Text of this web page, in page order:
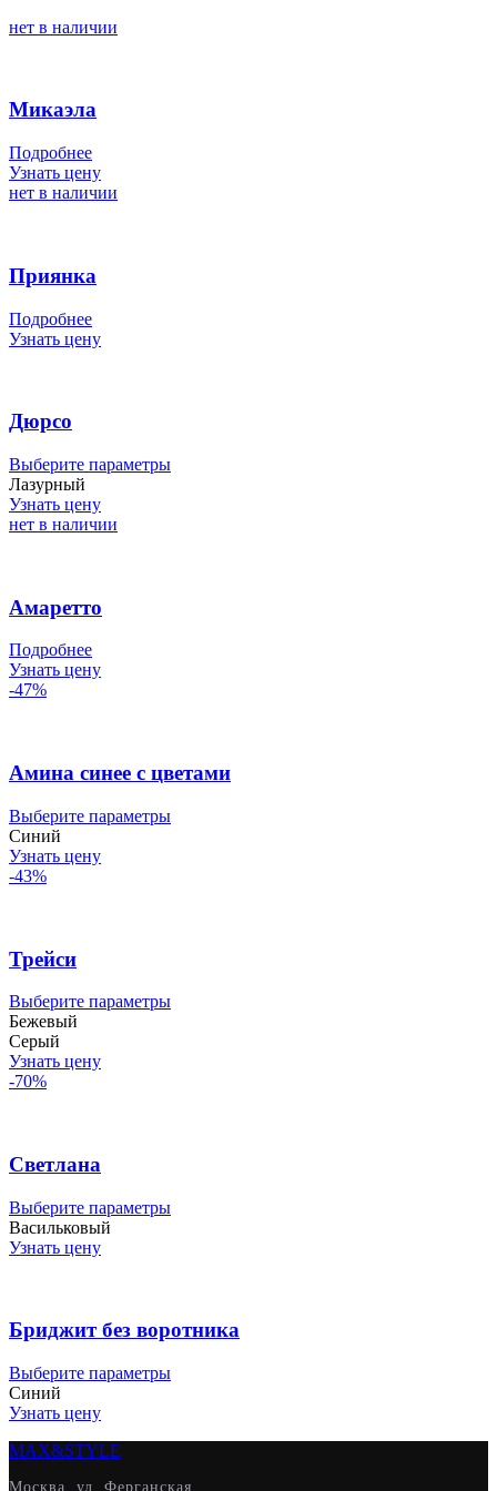
нет в наличии
Микаэла
Подробнее
Узнать цену
нет в наличии
Приянка
Подробнее
Узнать цену
Дюрсо
Выберите параметрыЭтот
Лазурный
Узнать цену
нет в наличии
Амаретто
Подробнее
Узнать цену
-47%
Амина синее с цветами
Выберите параметрыЭтот
странице
товара.
Синий
Узнать цену
-43%
Трейси
Выберите параметрыЭтот
Бежевый
Серый
Узнать цену
-70%
Светлана
Выберите параметрыЭтот
можно
на
странице
Васильковый
Узнать цену
Бриджит без воротника
Выберите параметрыЭтот
Синий
Узнать цену
MAX&STYLE
Москва, ул. Ферганская,